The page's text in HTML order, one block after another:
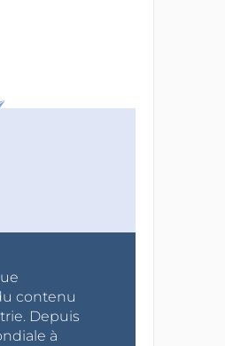
contenu
Depuis
à